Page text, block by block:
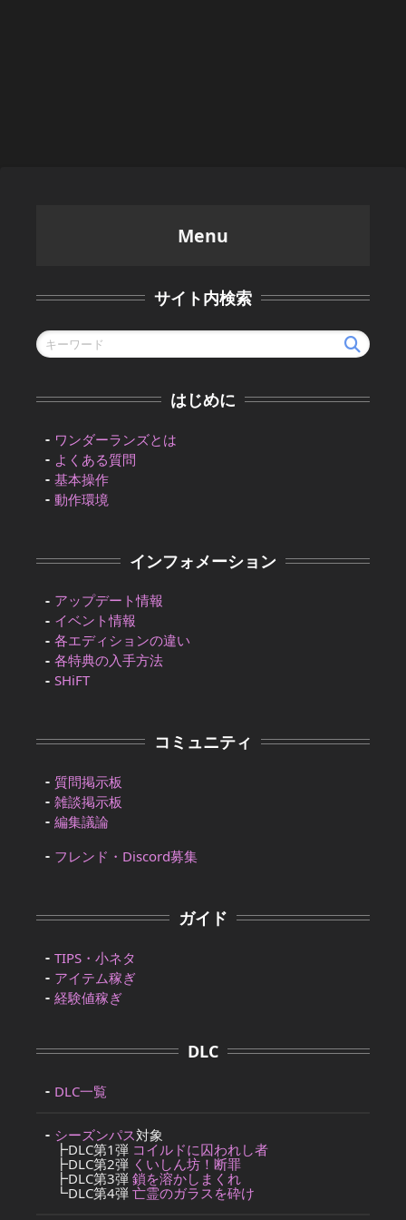
Menu
サイト内検索
はじめに
ワンダーランズとは
よくある質問
基本操作
動作環境
インフォメーション
アップデート情報
イベント情報
各エディションの違い
各特典の入手方法
SHiFT
コミュニティ
質問掲示板
雑談掲示板
編集議論
フレンド・Discord募集
ガイド
TIPS・小ネタ
アイテム稼ぎ
経験値稼ぎ
DLC
DLC一覧
シーズンパス対象
┣DLC第1弾 コイルドに囚われし者
┣DLC第2弾 くいしん坊！断罪
┣DLC第3弾 鎖を溶かしまくれ
┗DLC第4弾 亡霊のガラスを砕け